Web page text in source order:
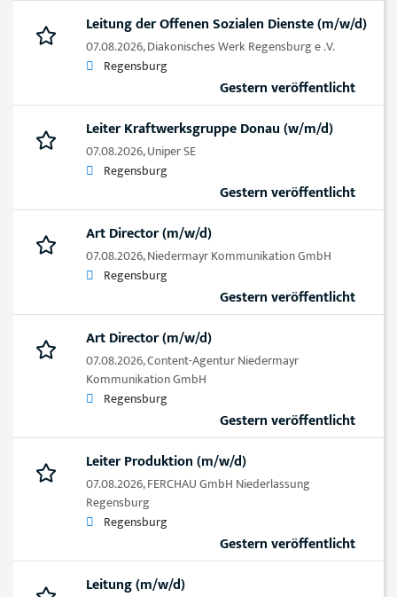
Leitung der Offenen Sozialen Dienste (m/w/d)
07.08.2026,Diakonisches Werk Regensburg e .V.
Regensburg
Gestern veröffentlicht
Leiter Kraftwerksgruppe Donau (w/m/d)
07.08.2026,Uniper SE
Regensburg
Gestern veröffentlicht
Art Director (m/w/d)
07.08.2026,Niedermayr Kommunikation GmbH
Regensburg
Gestern veröffentlicht
Art Director (m/w/d)
07.08.2026,Content-Agentur Niedermayr
Kommunikation GmbH
Regensburg
Gestern veröffentlicht
Leiter Produktion (m/w/d)
07.08.2026,FERCHAU GmbH Niederlassung
Regensburg
Regensburg
Gestern veröffentlicht
Leitung (m/w/d)